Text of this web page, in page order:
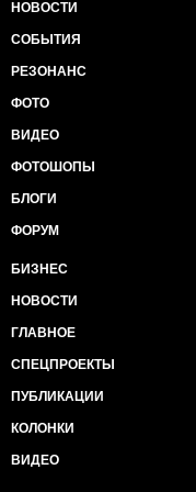
НОВОСТИ
СОБЫТИЯ
РЕЗОНАНС
ФОТО
ВИДЕО
ФОТОШОПЫ
БЛОГИ
ФОРУМ
БИЗНЕС
НОВОСТИ
ГЛАВНОЕ
СПЕЦПРОЕКТЫ
ПУБЛИКАЦИИ
КОЛОНКИ
ВИДЕО